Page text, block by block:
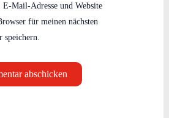
E-Mail-Adresse und Website
für meinen nächsten
speichern.